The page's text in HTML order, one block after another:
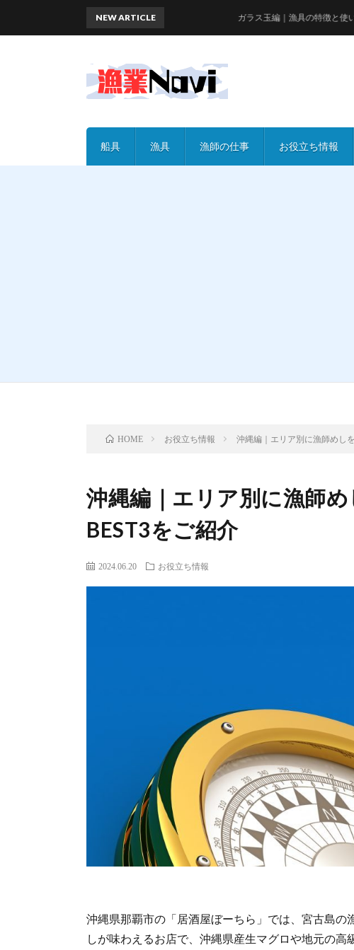
船具 漁具 漁師の仕事 お役立ち情報
NEW ARTICLE ガラス玉編｜漁具の特徴と使い方
HOME お役立ち情報 沖縄編｜エリア別に漁師めし
沖縄編｜エリア別に漁師
BEST3をご紹介
2024.06.20 お役立ち情報
沖縄県那覇市の「居酒屋ぼーちら」では、宮古島
しが味わえるお店で、沖縄県産生マグロや地元の